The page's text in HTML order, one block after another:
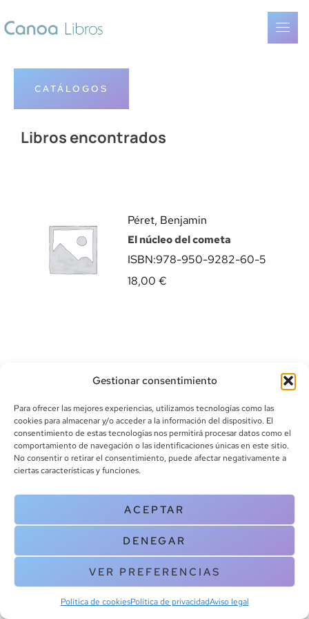
Gestionar consentimiento
Para ofrecer las mejores experiencias, utilizamos tecnologías como las
cookies para almacenar y/o acceder a la información del dispositivo. El
consentimiento de estas tecnologías nos permitirá procesar datos como el
comportamiento de navegación o las identificaciones únicas en este sitio.
No consentir o retirar el consentimiento, puede afectar negativamente a
ciertas características y funciones.
ACEPTAR
DENEGAR
VER PREFERENCIAS
Política de cookiesPolítica de privacidadAviso legal
CATÁLOGOS
Libros encontrados
Péret, Benjamin
El núcleo del cometa
ISBN:978-950-9282-60-5
18,00 €
info@canoalibros.com
pedidos@canoalibros.com
+34 934 242 391
CONTACTO
Copyright © 2025 Canoa Libros. All Rights Reserved |
cookies
| Aviso legal